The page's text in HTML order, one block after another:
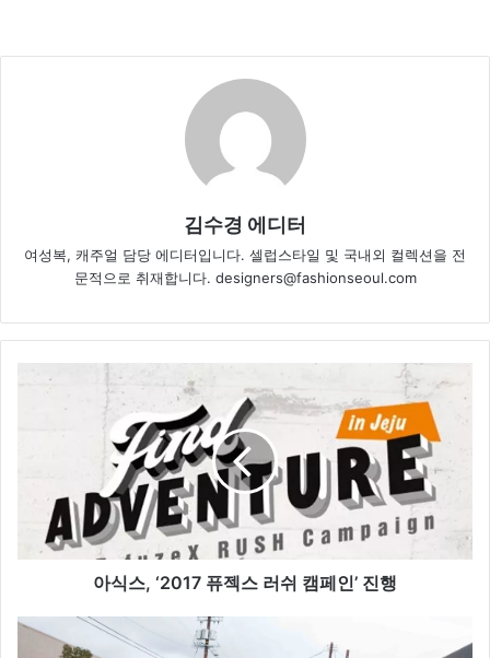
김수경 에디터
여성복, 캐주얼 담당 에디터입니다. 셀럽스타일 및 국내외 컬렉션을 전
문적으로 취재합니다. designers@fashionseoul.com
7
스
아식스, ‘2017 퓨젝스 러쉬 캠페인’ 진행
제